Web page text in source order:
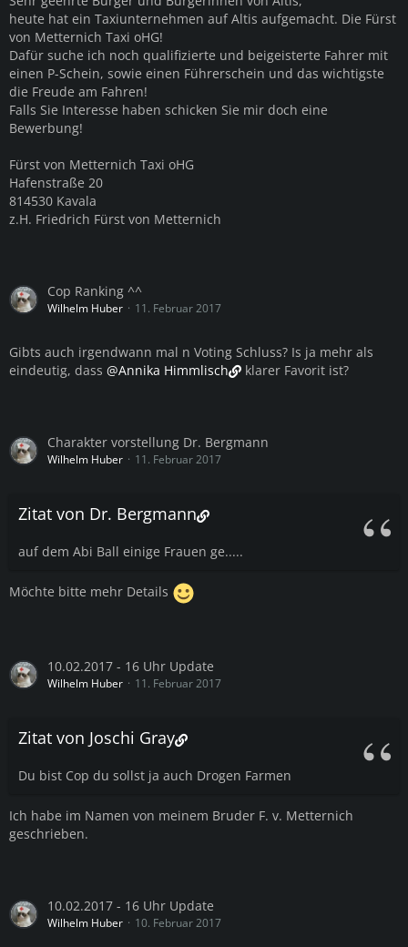
heute hat ein Taxiunternehmen auf Altis aufgemacht. Die Fürst
von Metternich Taxi oHG!
Dafür suche ich noch qualifizierte und beigeisterte Fahrer mit
einen P-Schein, sowie einen Führerschein und das wichtigste
die Freude am Fahren!
Falls Sie Interesse haben schicken Sie mir doch eine
Bewerbung!
Fürst von Metternich Taxi oHG
Hafenstraße 20
814530 Kavala
z.H. Friedrich Fürst von Metternich
Cop Ranking ^^
Wilhelm Huber 11. Februar 2017
Gibts auch irgendwann mal n Voting Schluss? Is ja mehr als
eindeutig, dass @Annika Himmlisch klarer Favorit ist?
Charakter vorstellung Dr. Bergmann
Wilhelm Huber 11. Februar 2017
Zitat von Dr. Bergmann
auf dem Abi Ball einige Frauen ge.....
Möchte bitte mehr Details
10.02.2017 - 16 Uhr Update
Wilhelm Huber 11. Februar 2017
Zitat von Joschi Gray
Du bist Cop du sollst ja auch Drogen Farmen
Ich habe im Namen von meinem Bruder F. v. Metternich
geschrieben.
10.02.2017 - 16 Uhr Update
Wilhelm Huber 10. Februar 2017